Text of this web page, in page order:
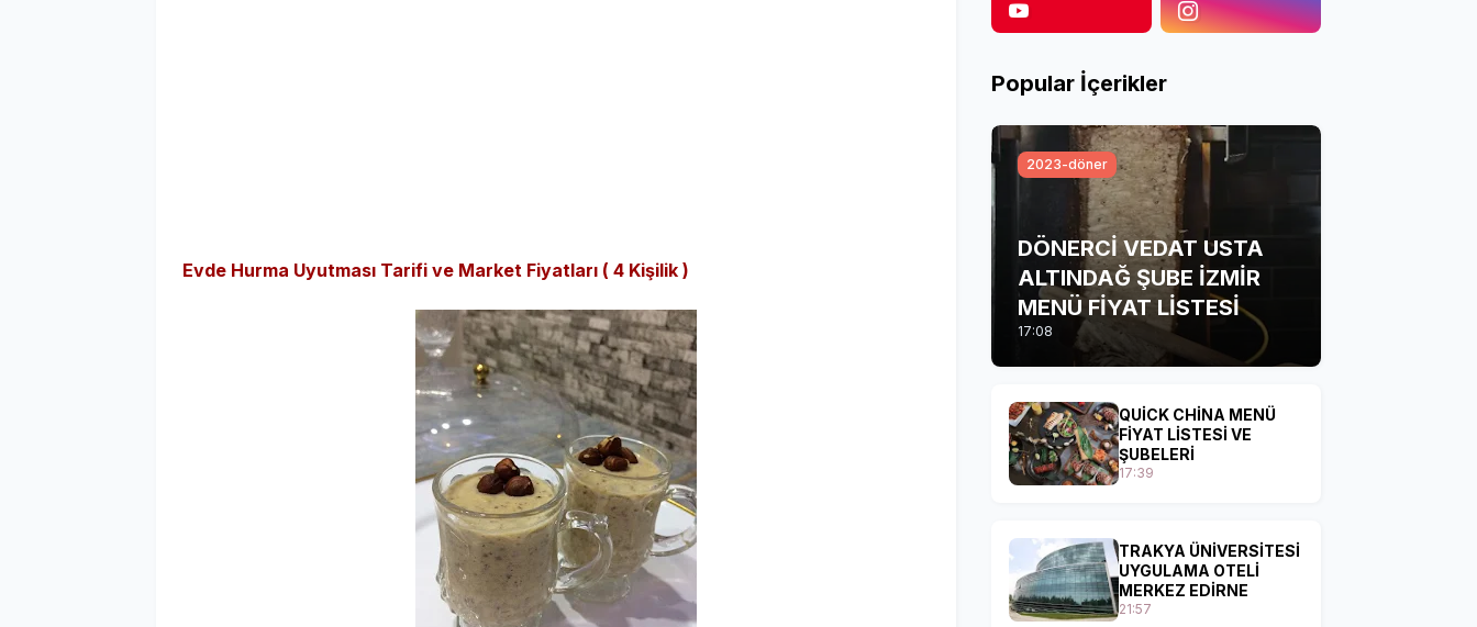
Evde Hurma Uyutması Tarifi ve Market Fiyatları ( 4 Kişilik )
Popular İçerikler
2023-döner
DÖNERCİ VEDAT USTA
ALTINDAĞ ŞUBE İZMİR
MENÜ FİYAT LİSTESİ
17:08
QUİCK CHİNA MENÜ
FİYAT LİSTESİ VE
ŞUBELERİ
17:39
TRAKYA ÜNİVERSİTESİ
UYGULAMA OTELİ
MERKEZ EDİRNE
21:57